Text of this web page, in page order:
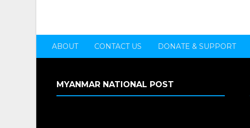
ABOUT CONTACT US DONATE & SUPPORT
MYANMAR NATIONAL POST